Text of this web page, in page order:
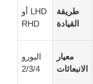
طريقة
القيادة
LHD أو
RHD
معيار
الانبعاثات
اليورو
2/3/4